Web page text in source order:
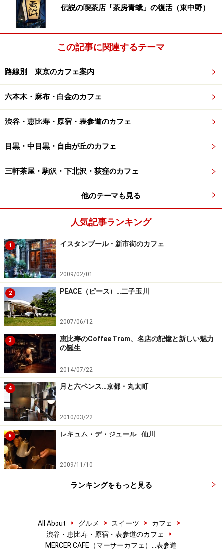
伝説の喫茶店「茶房青蛾」の復活（東中野）
この記事に関連するテーマ
路線別 東京のカフェ案内
六本木・麻布・白金のカフェ
渋谷・恵比寿・原宿・表参道のカフェ
目黒・中目黒・自由が丘のカフェ
三軒茶屋・駒沢・下北沢・荻窪のカフェ
他のテーマも見る
人気記事ランキング
1 イスタンブール・新市街のカフェ
2009/02/01
2 PEACE（ピース）…二子玉川
2007/06/12
3
恵比寿のCoffee Tram、名店の記憶と新しい魅力
の誕生
2014/07/22
4 月と六ペンス…京都・丸太町
2010/03/22
5 レキュム・デ・ジュール…仙川
2009/11/10
ランキングをもっと見る
All About > グルメ > スイーツ > カフェ
>
渋谷・恵比寿・原宿・表参道のカフェ
>
MERCER CAFE（マーサーカフェ）…表参道